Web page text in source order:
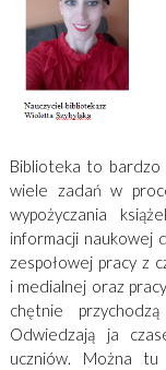
Biblioteka to bardzo
wiele zadań w
wypożyczania
informacji naukowej
zespołowej pracy z
i medialnej oraz
chętnie
Odwiedzają ja
uczniów. Można tu